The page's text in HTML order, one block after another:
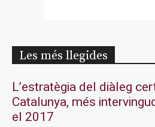
Les més llegides
L’estratègia del diàleg
Catalunya, més
el 2017